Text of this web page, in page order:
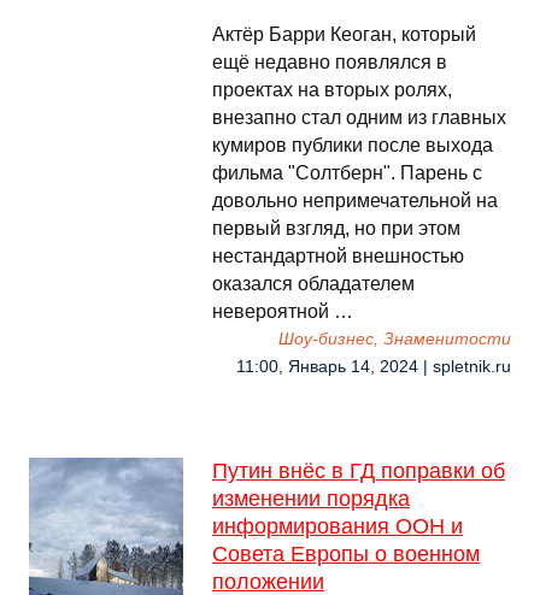
Актёр Барри Кеоган, который
ещё недавно появлялся в
проектах на вторых ролях,
внезапно стал одним из главных
кумиров публики после выхода
фильма "Солтберн". Парень с
довольно непримечательной на
первый взгляд, но при этом
нестандартной внешностью
оказался обладателем
невероятной …
Шоу-бизнес, Знаменитости
11:00, Январь 14, 2024 | spletnik.ru
Путин внёс в ГД поправки об
изменении порядка
информирования ООН и
Совета Европы о военном
положении